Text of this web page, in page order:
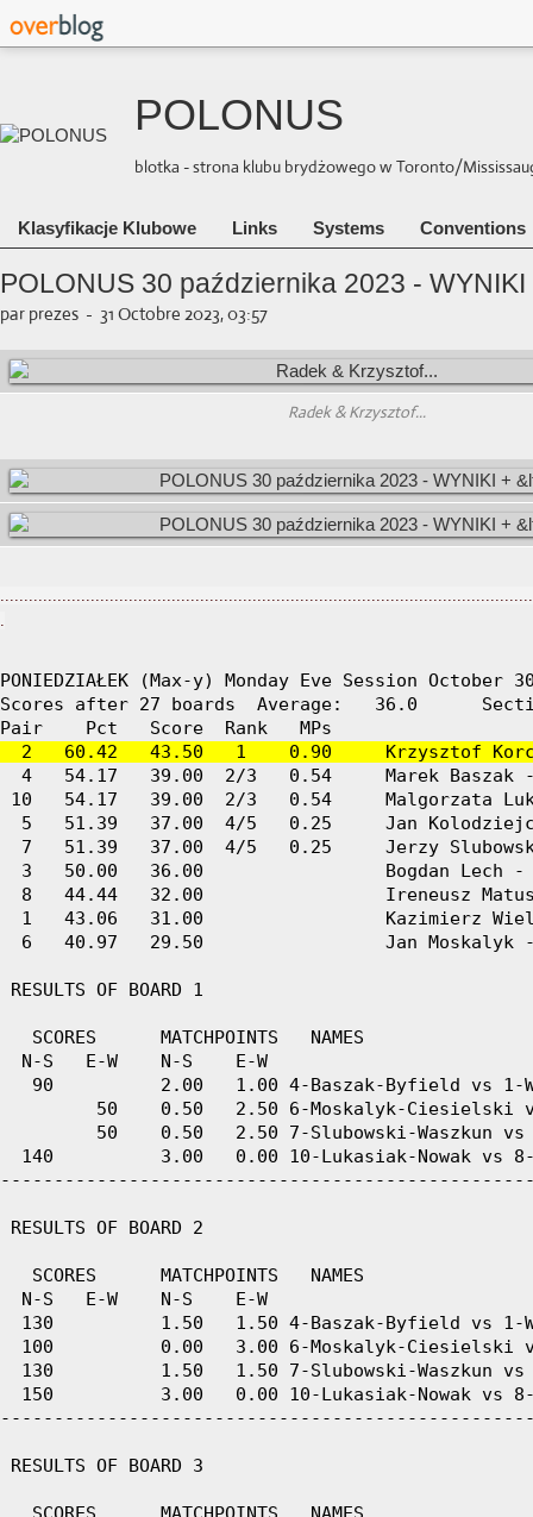
POLONUS
blotka - strona klubu brydżowego w Toronto/
Klasyfikacje Klubowe Links Systems Conventions
POLONUS 30 października 2023 - WYNIKI
par prezes - 31 Octobre 2023, 03:57
Radek & Krzysztof...
.
PONIEDZIAŁEK (Max-y) Monday Eve Session October
Scores after 27 boards  Average:   36.0
2   60.42   43.50   1    0.90     Krzysztof